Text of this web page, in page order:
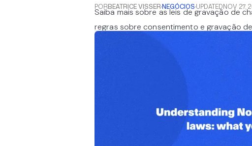
PORBEATRICE VISSER·NEGÓCIOS·UPDATEDNOV 27,
Saiba mais sobre as leis de gravação de
regras sobre consentimento e gravação